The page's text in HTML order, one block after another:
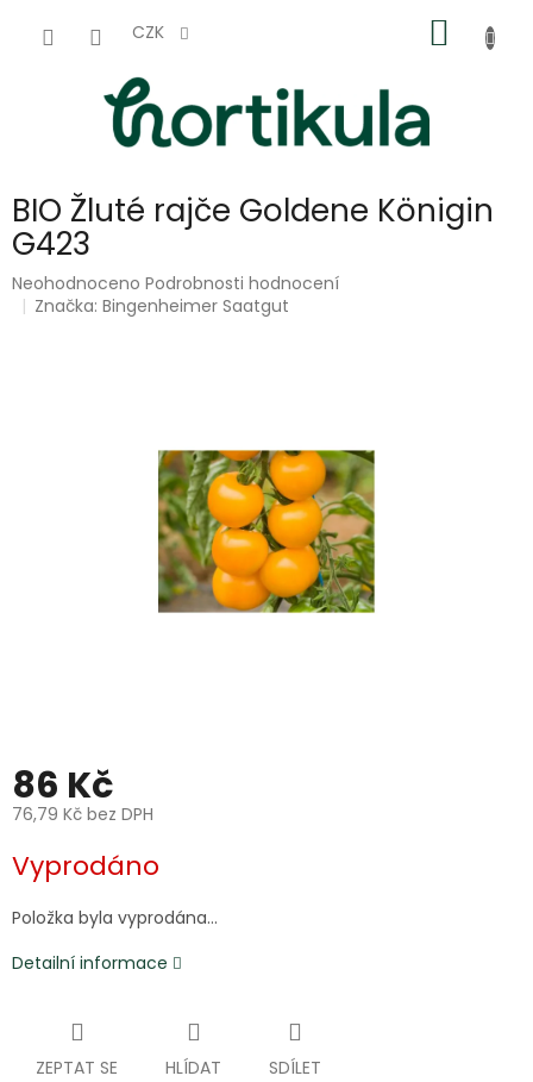
CZK
KOŠÍK
BIO Žluté rajče Goldene Königin
G423
Průměrné
hodnocení
Neohodnoceno Podrobnosti hodnocení
Značka:Bingenheimer Saatgut
86 Kč
76,79 Kč bez DPH
cena:
Vyprodáno
Položka byla vyprodána…
Detailní informace
ZEPTAT SE HLÍDAT SDÍLET